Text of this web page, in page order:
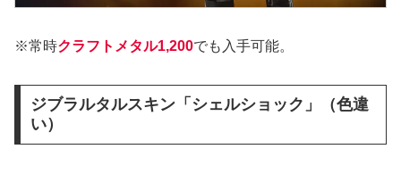
※常時クラフトメタル1,200でも入手可能。
ジブラルタルスキン「シェルショック」（色違
い）